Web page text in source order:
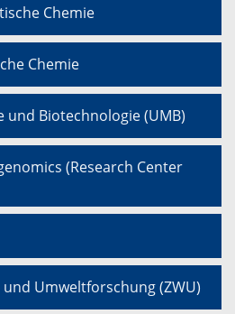
Chemie
Chemie
Biotechnologie (UMB)
(Research Center
Umweltforschung (ZWU)